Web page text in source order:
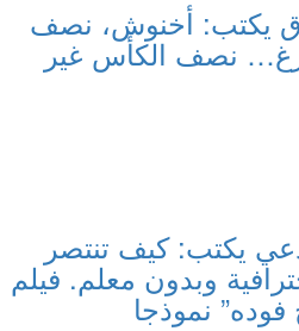
يكتب: أخنوش، نصف
نصف الكأس غير
يكتب: كيف تنتصر
وبدون معلم. فيلم
فوده” نموذجا